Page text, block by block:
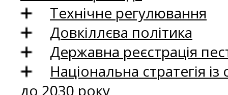
Технічне регулювання
Довкіллєва політика
Державна реєстрація
Національна стратегія
до 2030 року